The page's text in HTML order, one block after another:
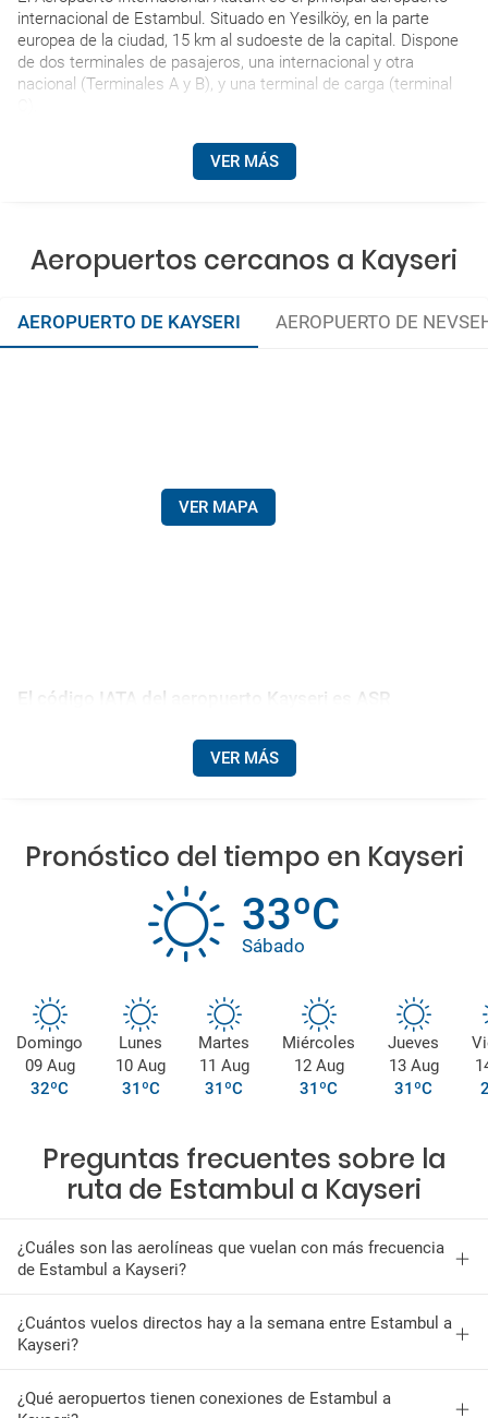
internacional de Estambul. Situado en Yesilköy, en la parte
europea de la ciudad, 15 km al sudoeste de la capital. Dispone
de dos terminales de pasajeros, una internacional y otra
nacional (Terminales A y B), y una terminal de carga (terminal
VER MÁS
Aeropuertos cercanos a Kayseri
AEROPUERTO DE KAYSERI AEROPUERTO DE
VER MAPA
El código IATA del aeropuerto Kayseri es ASR
VER MÁS
Pronóstico del tiempo en Kayseri
33ºC
Sábado
Domingo
09 Aug
32ºC
Lunes
10 Aug
31ºC
Martes
11 Aug
31ºC
Miércoles
12 Aug
31ºC
Jueves
13 Aug
31ºC
Preguntas frecuentes sobre la
ruta de Estambul a Kayseri
¿Cuáles son las aerolíneas que vuelan con más frecuencia
de Estambul a Kayseri?
¿Cuántos vuelos directos hay a la semana entre Estambul a
Kayseri?
¿Qué aeropuertos tienen conexiones de Estambul a